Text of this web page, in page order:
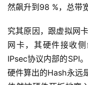
验
教
程
软
然飙升到98 %，总带
究其原因，跟虚拟网
网卡，其硬件接收
IPsec协议内部的SPI
硬件算出的Hash永远